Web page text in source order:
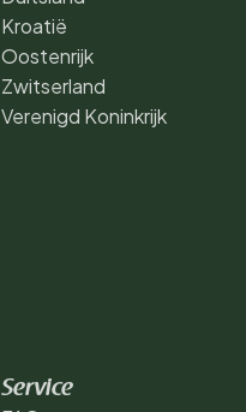
Kroatië
Oostenrijk
Zwitserland
Verenigd Koninkrijk
Service